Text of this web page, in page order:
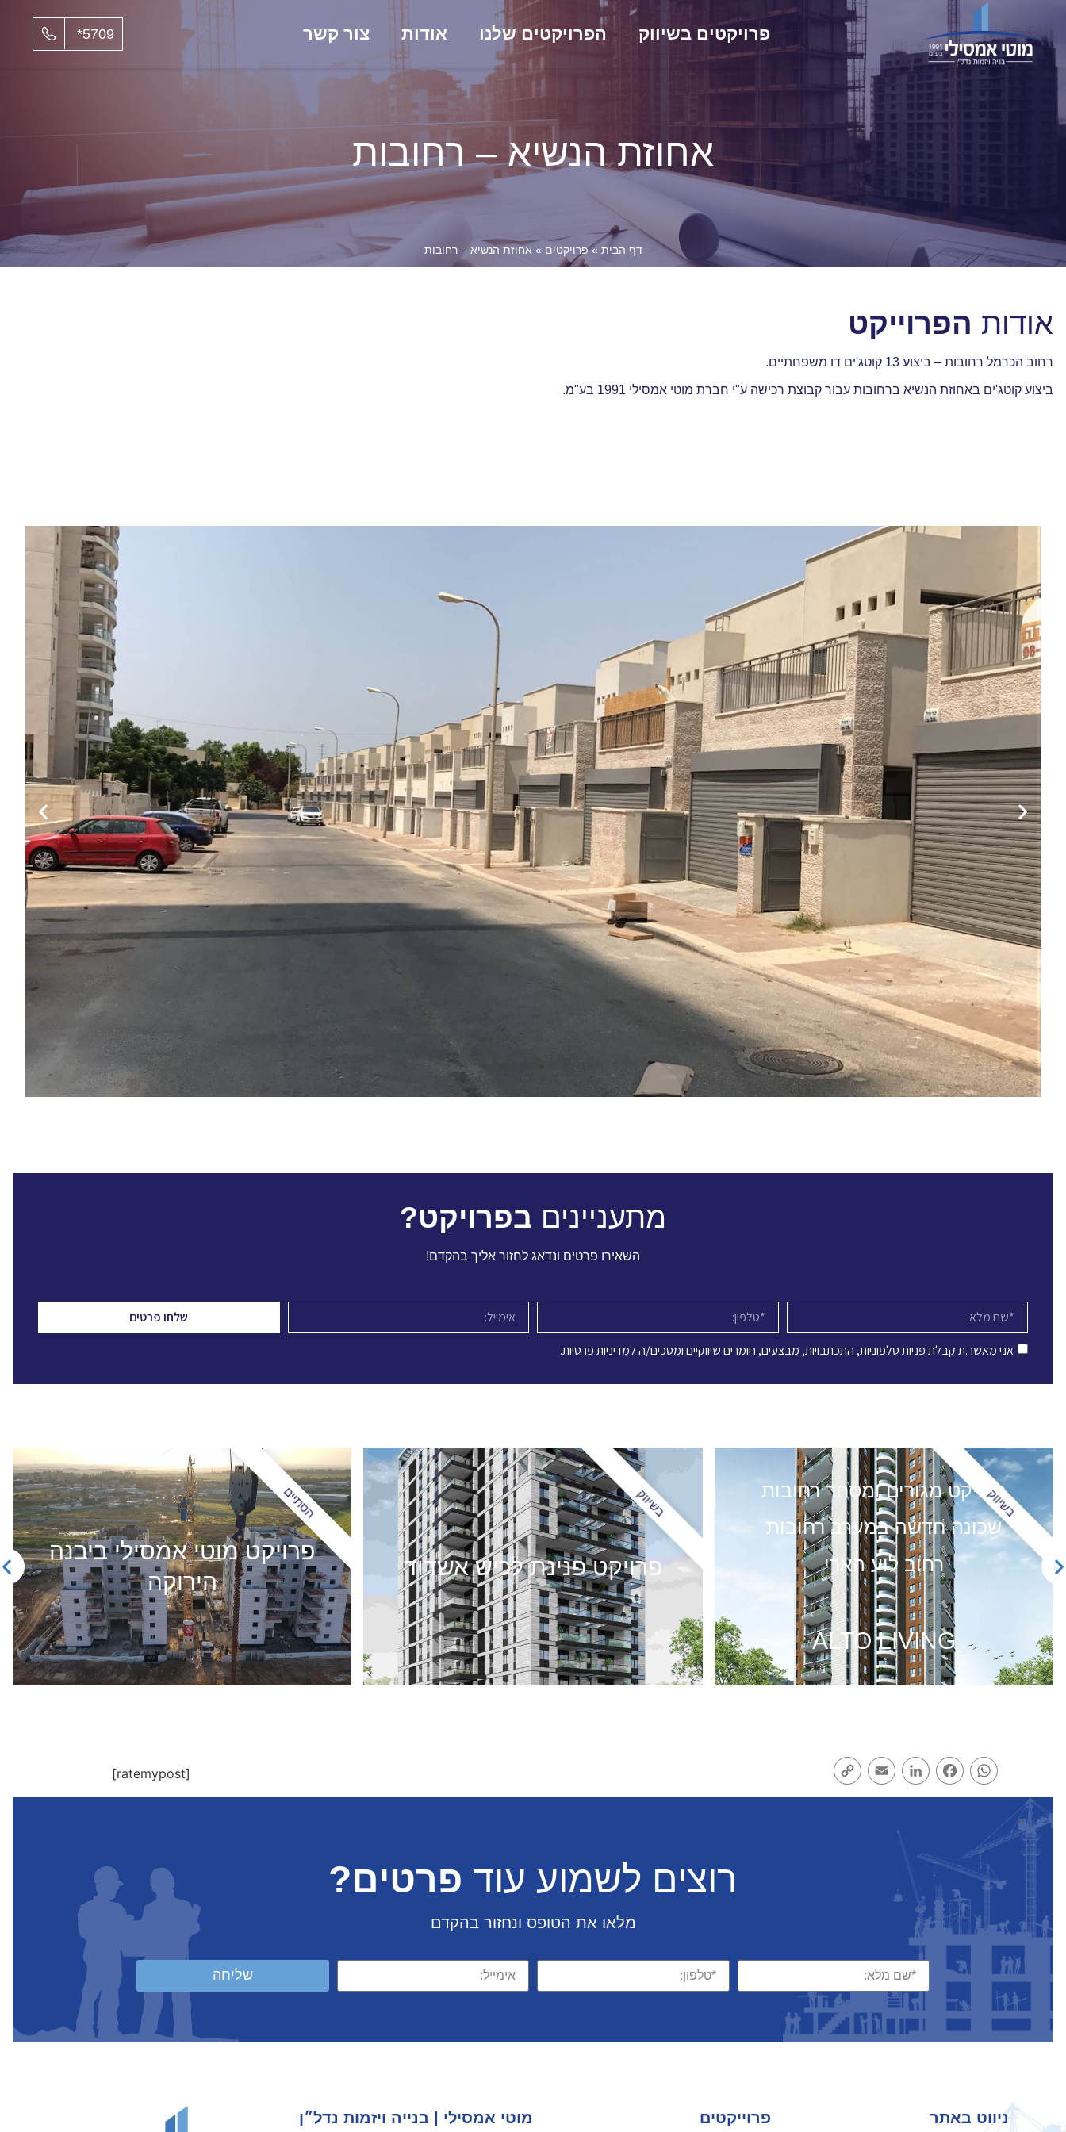
פרויקטים בשיווק הפרויקטים שלנו אודות צור קשר 5709*
אחוזת הנשיא – רחובות
דף הבית »פרויקטים » אחוזת הנשיא – רחובות
אודות הפרוייקט
רחוב הכרמל רחובות – ביצוע 13 קוטג'ים דו משפחתיים.
ביצוע קוטג'ים באחוזת הנשיא ברחובות עבור קבוצת רכישה ע"י חברת מוטי אמסילי 1991 בע"מ.
מתעניינים בפרויקט?
השאירו פרטים ונדאג לחזור אליך בהקדם!
אני מאשר.ת קבלת פניות טלפוניות, התכתבויות, מבצעים, חומרים שיווקיים ומסכים/ה למדיניות פרטיות.
שלחו פרטים
פרויקט פנינת לכיש אשדוד
בשיווק
פרויקט מוטי אמסילי ביבנה
הירוקה
הסתיים
מפעל רג'נט
הסתיים
WhatsApp
Facebook
LinkedIn
Email
[ratemypost]
רוצים לשמוע עוד פרטים?
מלאו את הטופס ונחזור בהקדם
שליחה
ניווט באתר פרוייקטים מוטי אמסילי | בנייה ויזמות נדל״ן